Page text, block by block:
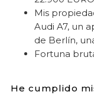
Mis
Audi A7, un
de Berlín,
Fortuna
He cumplido